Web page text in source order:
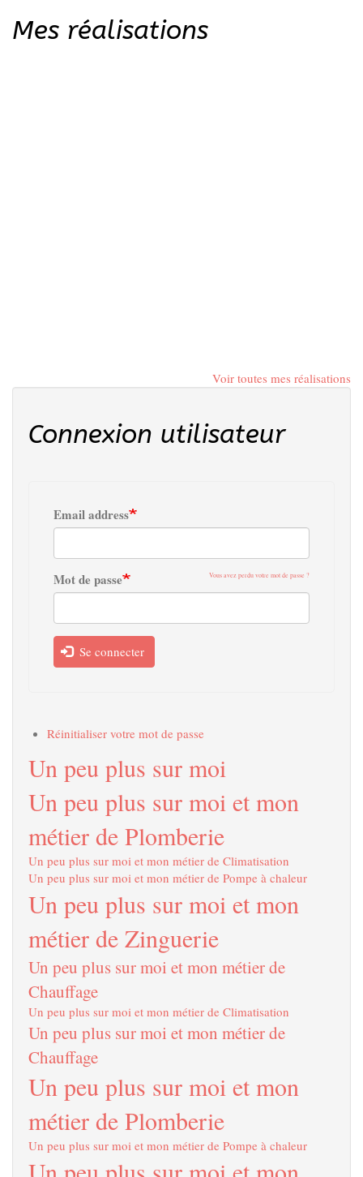
Mes réalisations
Voir toutes mes réalisations
Connexion utilisateur
Email address
Mot de passe Vous avez perdu votre mot de passe ?
Se connecter
Réinitialiser votre mot de passe
Un peu plus sur moi
Un peu plus sur moi et mon
métier de Plomberie
Un peu plus sur moi et mon métier de Climatisation
Un peu plus sur moi et mon métier de Pompe à chaleur
Un peu plus sur moi et mon
métier de Zinguerie
Un peu plus sur moi et mon métier de
Chauffage
Un peu plus sur moi et mon métier de Climatisation
Un peu plus sur moi et mon métier de
Chauffage
Un peu plus sur moi et mon
métier de Plomberie
Un peu plus sur moi et mon métier de Pompe à chaleur